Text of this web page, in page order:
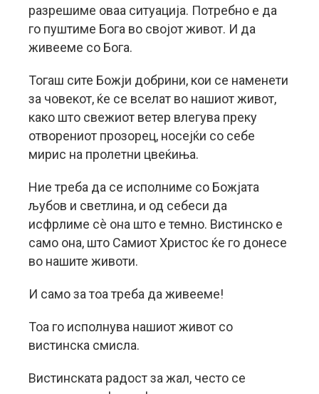
разрешиме оваа ситуација. Потребно е да
го пуштиме Бога во својот живот. И да
живееме со Бога.
Тогаш сите Божји добрини, кои се наменети
за човекот, ќе се вселат во нашиот живот,
како што свежиот ветер влегува преку
отворениот прозорец, носејќи со себе
мирис на пролетни цвеќиња.
Ние треба да се исполниме со Божјата
љубов и светлина, и од себеси да
исфрлиме сè она што е темно. Вистинско е
само она, што Самиот Христос ќе го донесе
во нашите животи.
И само за тоа треба да живееме!
Тоа го исполнува нашиот живот со
вистинска смисла.
Вистинската радост за жал, често се